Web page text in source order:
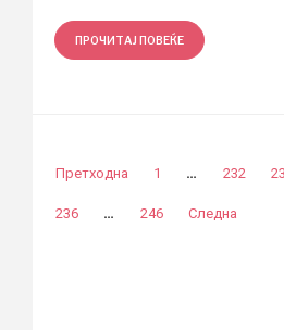
ПРОЧИТАЈ ПОВЕЌЕ
Претходна 1 … 232
236 … 246 Следна